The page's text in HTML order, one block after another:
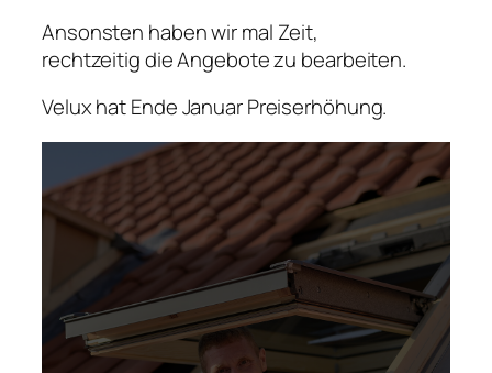
Ansonsten haben wir mal Zeit,
rechtzeitig die Angebote zu bearbeiten.
Velux hat Ende Januar Preiserhöhung.